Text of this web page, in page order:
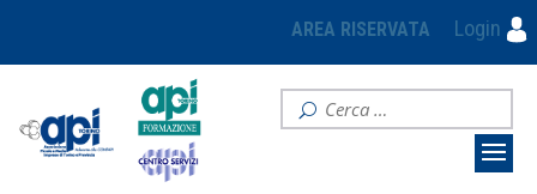
AREA RISERVATA Login